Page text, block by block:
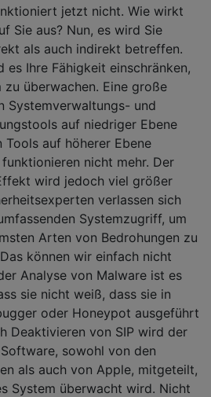
jetzt nicht. Wie wirkt
Sie aus? Nun, es wird Sie
als auch indirekt betreffen.
es Ihre Fähigkeit einschränken,
zu überwachen. Eine große
Systemverwaltungs- und
auf niedriger Ebene
Tools auf höherer Ebene
nicht mehr. Der
wird jedoch viel größer
verlassen sich
Systemzugriff, um
Arten von Bedrohungen zu
können wir einfach nicht
Analyse von Malware ist es
sie nicht weiß, dass sie in
oder Honeypot ausgeführt
Deaktivieren von SIP wird der
sowohl von den
als auch von Apple, mitgeteilt,
System überwacht wird. Nicht